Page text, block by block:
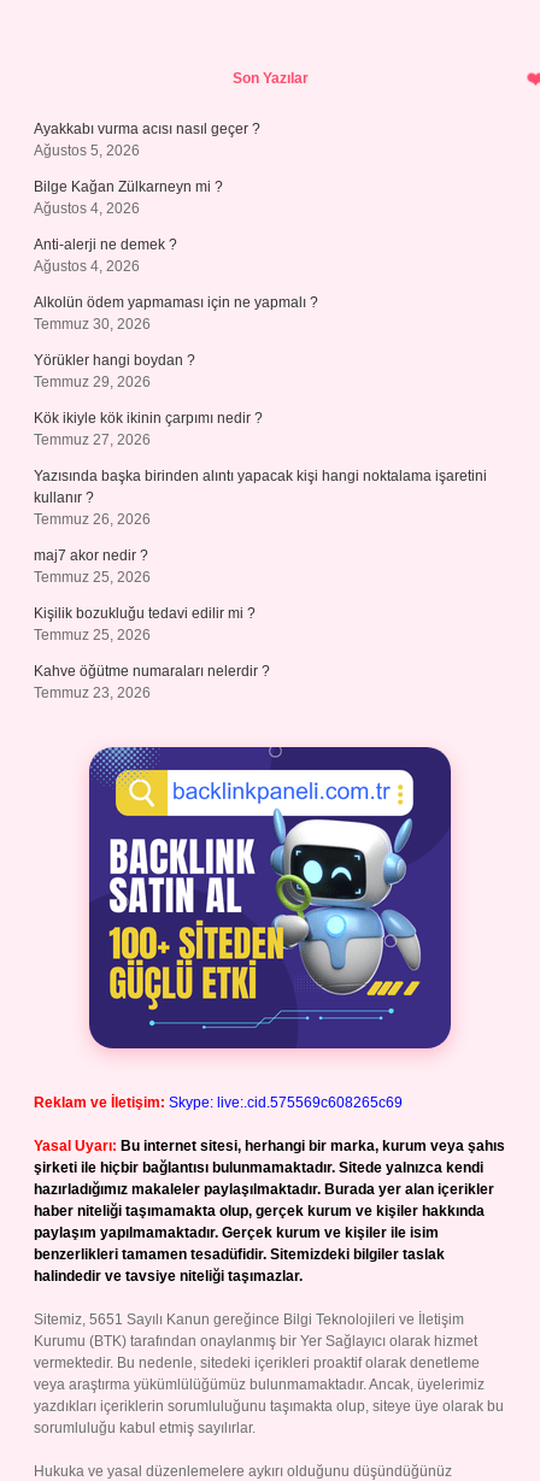
Son Yazılar
Ayakkabı vurma acısı nasıl geçer ?
Ağustos 5, 2026
Bilge Kağan Zülkarneyn mi ?
Ağustos 4, 2026
Anti-alerji ne demek ?
Ağustos 4, 2026
Alkolün ödem yapmaması için ne yapmalı ?
Temmuz 30, 2026
Yörükler hangi boydan ?
Temmuz 29, 2026
Kök ikiyle kök ikinin çarpımı nedir ?
Temmuz 27, 2026
Yazısında başka birinden alıntı yapacak kişi hangi noktalama işaretini
kullanır ?
Temmuz 26, 2026
maj7 akor nedir ?
Temmuz 25, 2026
Kişilik bozukluğu tedavi edilir mi ?
Temmuz 25, 2026
Kahve öğütme numaraları nelerdir ?
Temmuz 23, 2026
Reklam ve İletişim: Skype: live:.cid.575569c608265c69
Yasal Uyarı: Bu internet sitesi, herhangi bir marka, kurum veya şahıs
şirketi ile hiçbir bağlantısı bulunmamaktadır. Sitede yalnızca kendi
hazırladığımız makaleler paylaşılmaktadır. Burada yer alan içerikler
haber niteliği taşımamakta olup, gerçek kurum ve kişiler hakkında
paylaşım yapılmamaktadır. Gerçek kurum ve kişiler ile isim
benzerlikleri tamamen tesadüfidir. Sitemizdeki bilgiler taslak
halindedir ve tavsiye niteliği taşımazlar.
Sitemiz, 5651 Sayılı Kanun gereğince Bilgi Teknolojileri ve İletişim
Kurumu (BTK) tarafından onaylanmış bir Yer Sağlayıcı olarak hizmet
vermektedir. Bu nedenle, sitedeki içerikleri proaktif olarak denetleme
veya araştırma yükümlülüğümüz bulunmamaktadır. Ancak, üyelerimiz
yazdıkları içeriklerin sorumluluğunu taşımakta olup, siteye üye olarak bu
sorumluluğu kabul etmiş sayılırlar.
Hukuka ve yasal düzenlemelere aykırı olduğunu düşündüğünüz